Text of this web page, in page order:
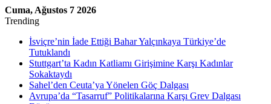
Cuma, Ağustos 7 2026
Trending
İsviçre’nin İade Ettiği Bahar Yalçınkaya Türkiye’de
Tutuklandı
Stuttgart’ta Kadın Katliamı Girişimine Karşı Kadınlar
Sokaktaydı
Sahel’den Ceuta’ya Yönelen Göç Dalgası
Avrupa’da “Tasarruf” Politikalarına Karşı Grev Dalgası